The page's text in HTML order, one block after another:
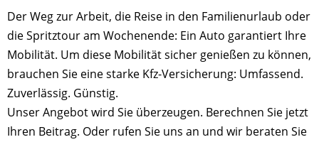
Der Weg zur Arbeit, die Reise in den Familienurlaub oder
die Spritztour am Wochenende: Ein Auto garantiert Ihre
Mobilität. Um diese Mobilität sicher genießen zu können,
brauchen Sie eine starke Kfz-Versicherung: Umfassend.
Zuverlässig. Günstig.
Unser Angebot wird Sie überzeugen. Berechnen Sie jetzt
Ihren Beitrag. Oder rufen Sie uns an und wir beraten Sie